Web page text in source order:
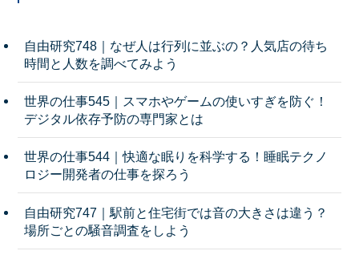
自由研究748｜なぜ人は行列に並ぶの？人気店の待ち
時間と人数を調べてみよう
世界の仕事545｜スマホやゲームの使いすぎを防ぐ！
デジタル依存予防の専門家とは
世界の仕事544｜快適な眠りを科学する！睡眠テクノ
ロジー開発者の仕事を探ろう
自由研究747｜駅前と住宅街では音の大きさは違う？
場所ごとの騒音調査をしよう